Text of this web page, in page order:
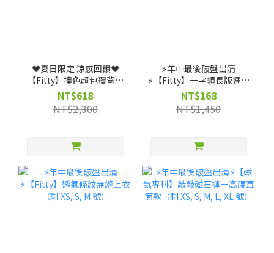
❤️夏日限定 涼感回饋❤️
【Fitty】撞色超包覆背扣
式運動內衣（剩 XS, S, M, L
號）
NT$618
NT$2,300
⚡️年中最後破盤出清
⚡️【Fitty】一字領長版運動
上衣（剩 XS, S, M 號）
NT$168
NT$1,450